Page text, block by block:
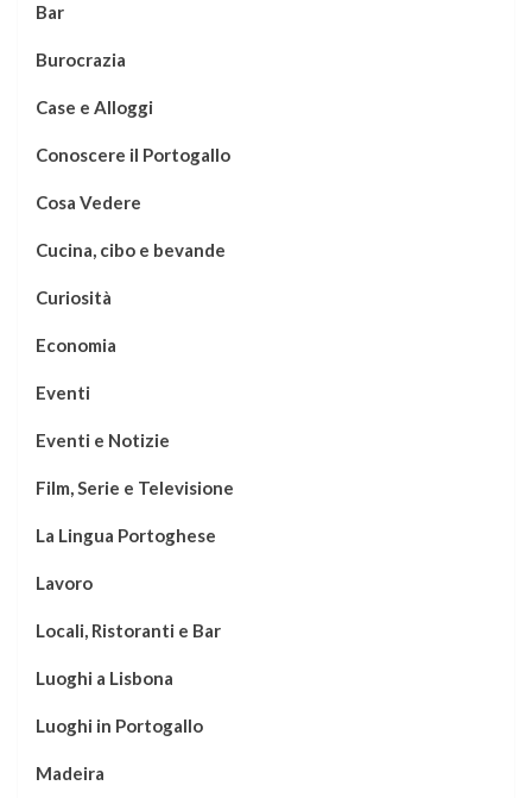
Bar
Burocrazia
Case e Alloggi
Conoscere il Portogallo
Cosa Vedere
Cucina, cibo e bevande
Curiosità
Economia
Eventi
Eventi e Notizie
Film, Serie e Televisione
La Lingua Portoghese
Lavoro
Locali, Ristoranti e Bar
Luoghi a Lisbona
Luoghi in Portogallo
Madeira